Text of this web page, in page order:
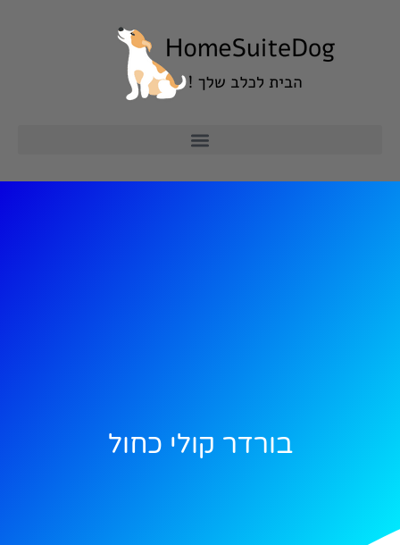
בורדר קולי כחול